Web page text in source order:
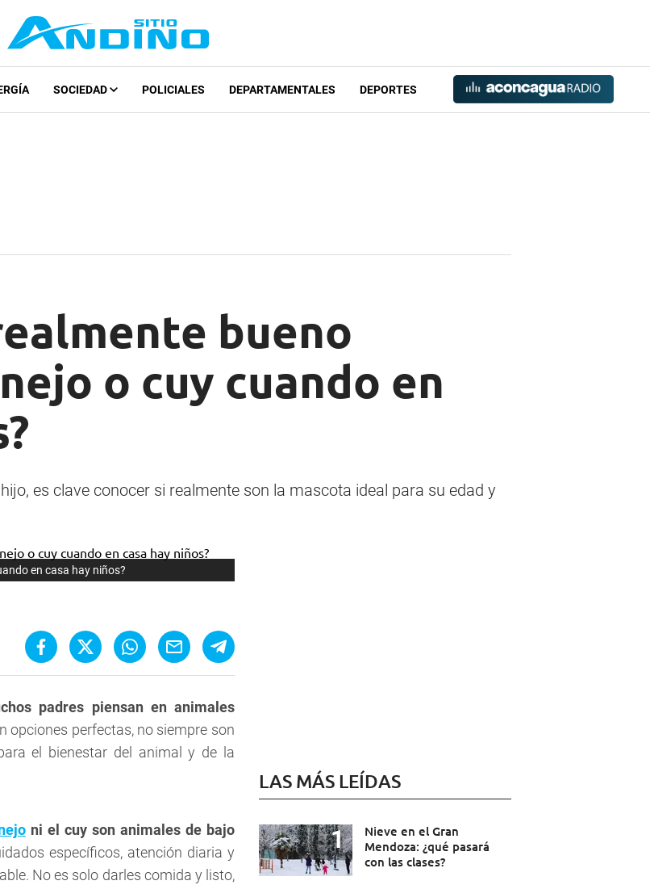
SOCIEDAD POLICIALES DEPARTAMENTALES DEPORTES
bueno
o cuy cuando en
es clave conocer si realmente son la mascota ideal para su edad y
en casa hay niños?
padres piensan en animales
opciones perfectas, no siempre son
el bienestar del animal y de la
ni el cuy son animales de bajo
específicos, atención diaria y
No es solo darles comida y listo,
LAS MÁS LEÍDAS
Nieve en el Gran
Mendoza: ¿qué pasará
con las clases?